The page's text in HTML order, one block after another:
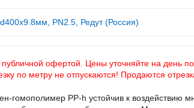
PN2.5, Редут (Россия)
офертой. Цены уточняйте на день
по метру не отпускаются! Продаются
гомополимер PP-h устойчив к воздействию